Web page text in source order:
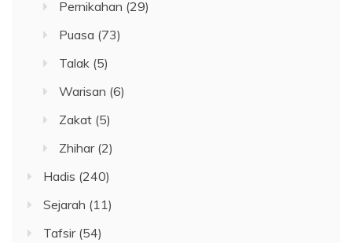
Pernikahan (29)
Puasa (73)
Talak (5)
Warisan (6)
Zakat (5)
Zhihar(2)
Hadis (240)
Sejarah (11)
Tafsir(54)